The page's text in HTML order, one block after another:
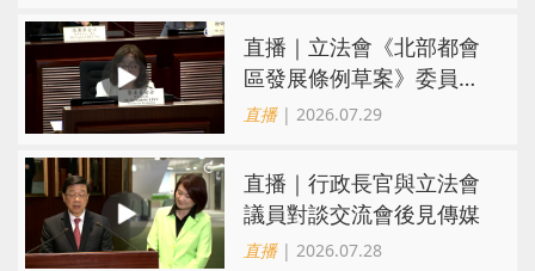
直播｜立法會《北部都會
區發展條例草案》委員會
會議
直播| 2026.07.29
直播｜行政長官與立法會
議員對談交流會後見傳媒
直播| 2026.07.28